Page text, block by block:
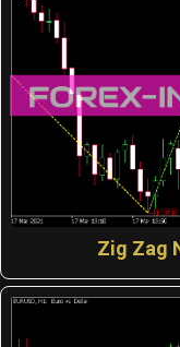
Zig Zag